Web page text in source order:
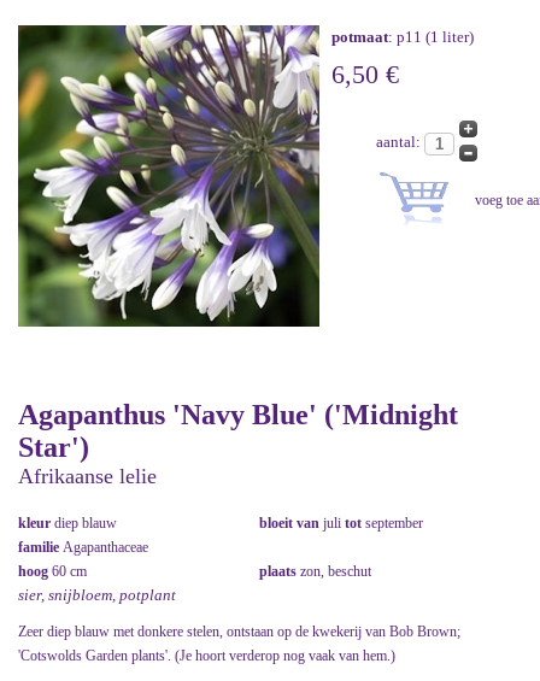
potmaat: p11 (1 liter)
6,50 €
aantal:
Agapanthus 'Navy Blue' ('Midnight
Star')
Afrikaanse lelie
kleur diep blauw bloeit van juli tot september
familie Agapanthaceae
hoog 60 cm plaats zon, beschut
sier, snijbloem, potplant
Zeer diep blauw met donkere stelen, ontstaan op de kwekerij van Bob Brown;
'Cotswolds Garden plants'. (Je hoort verderop nog vaak van hem.)